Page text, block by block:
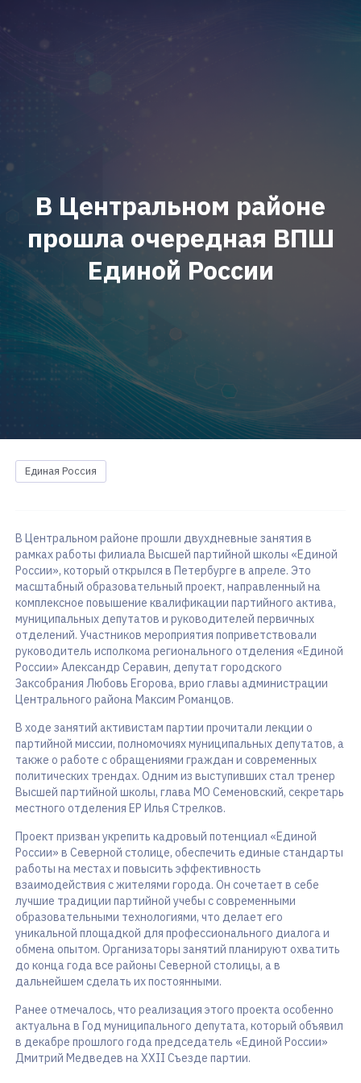
В Центральном районе
прошла очередная ВПШ
Единой России
Единая Россия
В Центральном районе прошли двухдневные занятия в
рамках работы филиала Высшей партийной школы «Единой
России», который открылся в Петербурге в апреле. Это
масштабный образовательный проект, направленный на
комплексное повышение квалификации партийного актива,
муниципальных депутатов и руководителей первичных
отделений. Участников мероприятия поприветствовали
руководитель исполкома регионального отделения «Единой
России» Александр Серавин, депутат городского
Заксобрания Любовь Егорова, врио главы администрации
Центрального района Максим Романцов.
В ходе занятий активистам партии прочитали лекции о
партийной миссии, полномочиях муниципальных депутатов, а
также о работе с обращениями граждан и современных
политических трендах. Одним из выступивших стал тренер
Высшей партийной школы, глава МО Семеновский, секретарь
местного отделения ЕР Илья Стрелков.
Проект призван укрепить кадровый потенциал «Единой
России» в Северной столице, обеспечить единые стандарты
работы на местах и повысить эффективность
взаимодействия с жителями города. Он сочетает в себе
лучшие традиции партийной учебы с современными
образовательными технологиями, что делает его
уникальной площадкой для профессионального диалога и
обмена опытом. Организаторы занятий планируют охватить
до конца года все районы Северной столицы, а в
дальнейшем сделать их постоянными.
Ранее отмечалось, что реализация этого проекта особенно
актуальна в Год муниципального депутата, который объявил
в декабре прошлого года председатель «Единой России»
Дмитрий Медведев на XXII Съезде партии.